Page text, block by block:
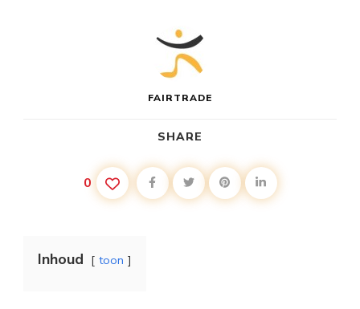
FAIRTRADE
SHARE
0
Inhoud toon